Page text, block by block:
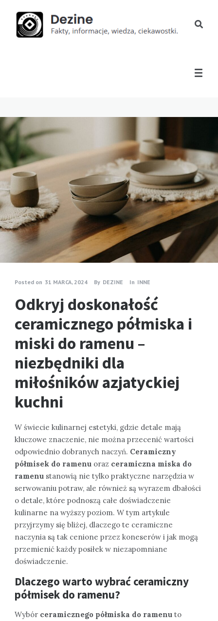
Posted on 31 MARCA, 2024 By DEZINE In INNE
Odkryj doskonałość
ceramicznego półmiska i
miski do ramenu –
niezbędniki dla
miłośników azjatyckiej
kuchni
W świecie kulinarnej estetyki, gdzie detale mają
kluczowe znaczenie, nie można przecenić wartości
odpowiednio dobranych naczyń. Ceramiczny
półmisek do ramenu oraz ceramiczna miska do
ramenu stanowią nie tylko praktyczne narzędzia w
serwowaniu potraw, ale również są wyrazem dbałości
o detale, które podnoszą całe doświadczenie
kulinarne na wyższy poziom. W tym artykule
przyjrzymy się bliżej, dlaczego te ceramiczne
naczynia są tak cenione przez koneserów i jak mogą
przemienić każdy posiłek w niezapomniane
doświadczenie.
Dlaczego warto wybrać ceramiczny
półmisek do ramenu?
Wybór ceramicznego półmiska do ramenu to